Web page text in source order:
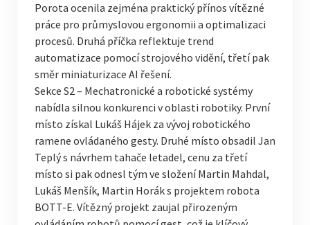
Porota ocenila zejména praktický přínos vítězné
práce pro průmyslovou ergonomii a optimalizaci
procesů. Druhá příčka reflektuje trend
automatizace pomocí strojového vidění, třetí pak
směr miniaturizace AI řešení.
Sekce S2 – Mechatronické a robotické systémy
nabídla silnou konkurenci v oblasti robotiky. První
místo získal Lukáš Hájek za vývoj robotického
ramene ovládaného gesty. Druhé místo obsadil Jan
Teplý s návrhem tahače letadel, cenu za třetí
místo si pak odnesl tým ve složení Martin Mahdal,
Lukáš Menšík, Martin Horák s projektem robota
BOTT-E. Vítězný projekt zaujal přirozeným